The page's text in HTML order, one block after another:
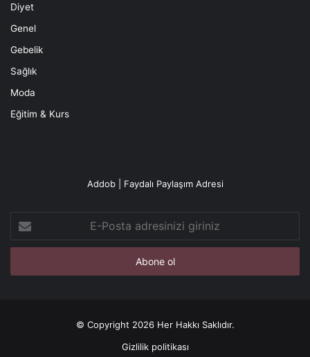
Diyet
Genel
Gebelik
Sağlık
Moda
Eğitim & Kurs
Addob | Faydalı Paylaşım Adresi
Posta
adresinizi
© Copyright 2026 Her Hakkı Saklıdır.
Gizlilik politikası